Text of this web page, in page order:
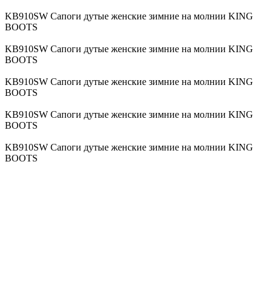
KB910SW Сапоги дутые женские зимние на молнии KING
BOOTS
KB910SW Сапоги дутые женские зимние на молнии KING
BOOTS
KB910SW Сапоги дутые женские зимние на молнии KING
BOOTS
KB910SW Сапоги дутые женские зимние на молнии KING
BOOTS
KB910SW Сапоги дутые женские зимние на молнии KING
BOOTS